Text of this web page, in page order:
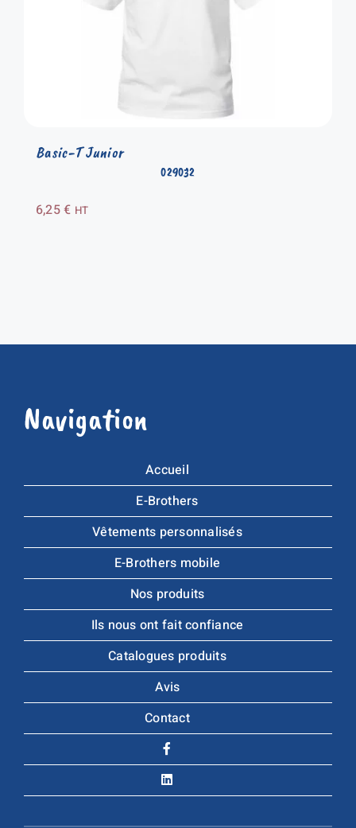
029032
Basic-T Junior
6,25€ HT
Navigation
Accueil
E-Brothers
Vêtements personnalisés
E-Brothers mobile
Nos produits
Ils nous ont fait confiance
Catalogues produits
Avis
Contact